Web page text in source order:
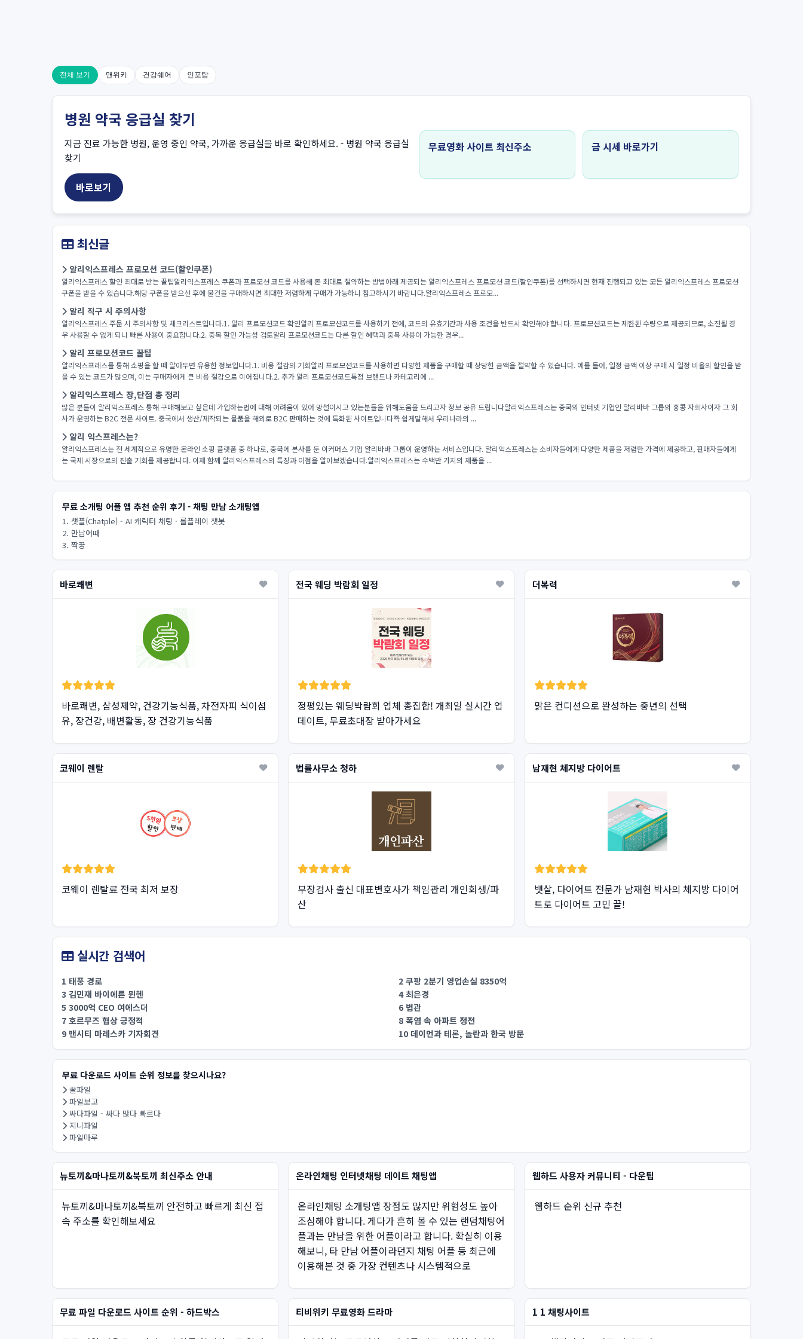
전체 보기 맨위키 건강쉐어 인포탑
병원 약국 응급실 찾기
지금 진료 가능한 병원, 운영 중인 약국, 가까운 응급실을 바로 확인하세요. - 병원 약국 응급실
찾기
바로보기
무료영화 사이트 최신주소 금 시세 바로가기
최신글
알리익스프레스 프로모션 코드(할인쿠폰)
알리익스프레스 할인 최대로 받는 꿀팁알리익스프레스 쿠폰과 프로모션 코드를 사용해 돈 최대로 절약하는 방법아래 제공되는 알리익스프레스 프로모션 코드(할인쿠폰)를 선택하시면 현재 진행되고 있는 모든 알리익스프레스 프로모션
쿠폰을 받을 수 있습니다.해당 쿠폰을 받으신 후에 물건을 구매하시면 최대한 저렴하게 구매가 가능하니 참고하시기 바랍니다.알리익스프레스 프로모...
알리 직구 시 주의사항
알리익스프레스 주문 시 주의사항 및 체크리스트입니다.1. 알리 프로모션코드 확인알리 프로모션코드를 사용하기 전에, 코드의 유효기간과 사용 조건을 반드시 확인해야 합니다. 프로모션코드는 제한된 수량으로 제공되므로, 소진될 경
우 사용할 수 없게 되니 빠른 사용이 중요합니다.2. 중복 할인 가능성 검토알리 프로모션코드는 다른 할인 혜택과 중복 사용이 가능한 경우...
알리 프로모션코드 꿀팁
알리익스프레스를 통해 쇼핑을 할 때 알아두면 유용한 정보입니다.1. 비용 절감의 기회알리 프로모션코드를 사용하면 다양한 제품을 구매할 때 상당한 금액을 절약할 수 있습니다. 예를 들어, 일정 금액 이상 구매 시 일정 비율의 할인을 받
을 수 있는 코드가 많으며, 이는 구매자에게 큰 비용 절감으로 이어집니다.2. 추가 알리 프로모션코드특정 브랜드나 카테고리에 ...
알리익스프레스 장,단점 총 정리
많은 분들이 알리익스프레스 통해 구매해보고 싶은데 가입하는법에 대해 어려움이 있어 망설이시고 있는분들을 위해도움을 드리고자 정보 공유 드립니다​알리익스프레스는 중국의 인터넷 기업인 알리바바 그룹의 홍콩 자회사이자 그 회
사가 운영하는 B2C 전문 사이트. 중국에서 생산/제작되는 물품을 해외로 B2C 판매하는 것에 특화된 사이트입니다​즉 쉽게말해서 우리나라의 ...
알리 익스프레스는?
알리익스프레스는 전 세계적으로 유명한 온라인 쇼핑 플랫폼 중 하나로, 중국에 본사를 둔 이커머스 기업 알리바바 그룹이 운영하는 서비스입니다. 알리익스프레스는 소비자들에게 다양한 제품을 저렴한 가격에 제공하고, 판매자들에게
는 국제 시장으로의 진출 기회를 제공합니다. 이제 함께 알리익스프레스의 특징과 이점을 알아보겠습니다.알리익스프레스는 수백만 가지의 제품을 ...
무료 소개팅 어플 앱 추천 순위 후기 - 채팅 만남 소개팅앱
1. 챗플(Chatple) - AI 캐릭터 채팅 · 롤플레이 챗봇
2. 만남어때
3. 짝꿍
바로쾌변
바로쾌변, 삼성제약, 건강기능식품, 차전자피 식이섬
유, 장건강, 배변활동, 장 건강기능식품
전국 웨딩 박람회 일정
정평있는 웨딩박람회 업체 총집합! 개최일 실시간 업
데이트, 무료초대장 받아가세요
더복력
맑은 컨디션으로 완성하는 중년의 선택
코웨이 렌탈
코웨이 렌탈료 전국 최저 보장
법률사무소 청하
부장검사 출신 대표변호사가 책임관리 개인회생/파
산
남재현 체지방 다이어트
뱃살, 다이어트 전문가 남재현 박사의 체지방 다이어
트로 다이어트 고민 끝!
실시간 검색어
1 태풍 경로
2 쿠팡 2분기 영업손실 8350억
3 김민재 바이에른 뮌헨
4 최은경
5 3000억 CEO 여에스더
6 법관
7 호르무즈 협상 긍정적
8 폭염 속 아파트 정전
9 맨시티 마레스카 기자회견
10 데이먼과 테론, 놀란과 한국 방문
무료 다운로드 사이트 순위 정보를 찾으시나요?
꿀파일
파일보고
싸다파일 - 싸다 많다 빠르다
지니파일
파일마루
뉴토끼&마나토끼&북토끼 최신주소 안내
뉴토끼&마나토끼&북토끼 안전하고 빠르게 최신 접
속 주소를 확인해보세요
온라인채팅 인터넷채팅 데이트 채팅앱
온라인채팅 소개팅앱 장점도 많지만 위험성도 높아
조심해야 합니다. 게다가 흔히 볼 수 있는 랜덤채팅어
플과는 만남을 위한 어플이라고 합니다. 확실히 이용
해보니, 타 만남 어플이라던지 채팅 어플 등 최근에
이용해본 것 중 가장 컨텐츠나 시스템적으로
웹하드 사용자 커뮤니티 - 다운팁
웹하드 순위 신규 추천
무료 파일 다운로드 사이트 순위 - 하드박스 티비위키 무료영화 드라마 1 1 채팅사이트